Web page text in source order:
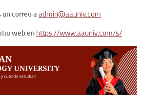
un correo aadmin@aauniv.com
web en https://www.aauniv.com/s/